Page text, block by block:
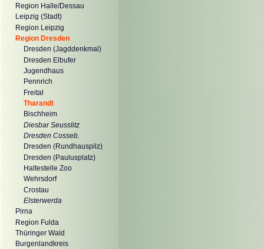
Region Halle/Dessau
Leipzig (Stadt)
Region Leipzig
Region Dresden
Dresden (Jagddenkmal)
Dresden Elbufer
Jugendhaus
Pennrich
Freital
Tharandt
Bischheim
Diesbar Seusslitz
Dresden Cosseb.
Dresden (Rundhauspilz)
Dresden (Paulusplatz)
Haltestelle Zoo
Wehrsdorf
Crostau
Elsterwerda
Pirna
Region Fulda
Thüringer Wald
Burgenlandkreis